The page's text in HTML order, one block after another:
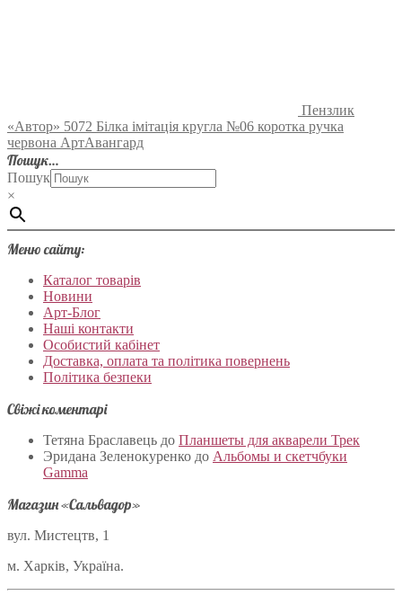
Пензлик
«Автор» 5072 Білка імітація кругла №06 коротка ручка
червона АртАвангард
Пошук…
Пошук
×
Меню сайту:
Каталог товарів
Новини
Арт-Блог
Наші контакти
Особистий кабінет
Доставка, оплата та політика повернень
Політика безпеки
Свіжі коментарі
Тетяна Браславець до Планшеты для акварели Трек
Эридана Зеленокуренко до Альбомы и скетчбуки
Gamma
Магазин «Сальвадор»
вул. Мистецтв, 1
м. Харків, Україна.